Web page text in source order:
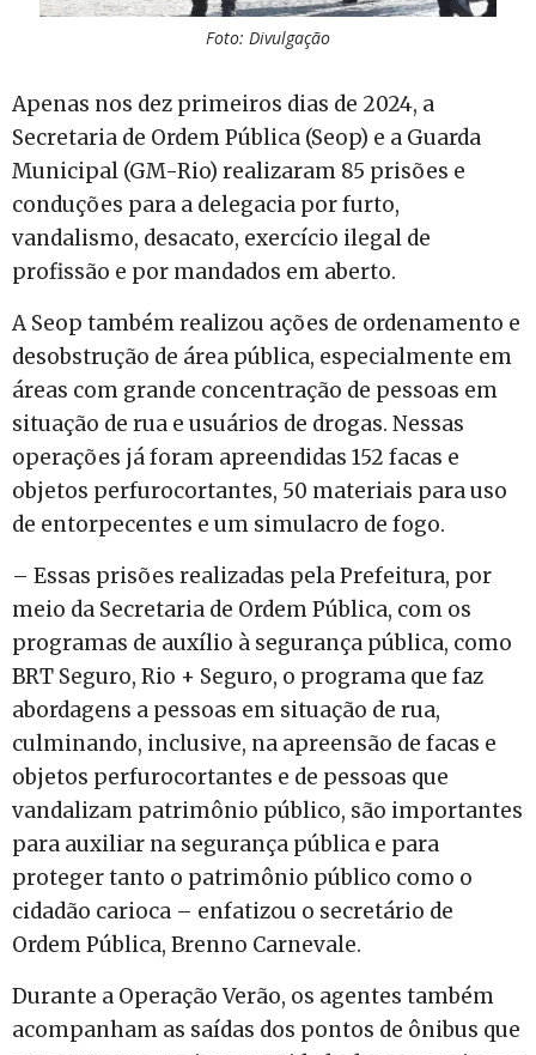
Foto: Divulgação
Apenas nos dez primeiros dias de 2024, a
Secretaria de Ordem Pública (Seop) e a Guarda
Municipal (GM-Rio) realizaram 85 prisões e
conduções para a delegacia por furto,
vandalismo, desacato, exercício ilegal de
profissão e por mandados em aberto.
A Seop também realizou ações de ordenamento e
desobstrução de área pública, especialmente em
áreas com grande concentração de pessoas em
situação de rua e usuários de drogas. Nessas
operações já foram apreendidas 152 facas e
objetos perfurocortantes, 50 materiais para uso
de entorpecentes e um simulacro de fogo.
– Essas prisões realizadas pela Prefeitura, por
meio da Secretaria de Ordem Pública, com os
programas de auxílio à segurança pública, como
BRT Seguro, Rio + Seguro, o programa que faz
abordagens a pessoas em situação de rua,
culminando, inclusive, na apreensão de facas e
objetos perfurocortantes e de pessoas que
vandalizam patrimônio público, são importantes
para auxiliar na segurança pública e para
proteger tanto o patrimônio público como o
cidadão carioca – enfatizou o secretário de
Ordem Pública, Brenno Carnevale.
Durante a Operação Verão, os agentes também
acompanham as saídas dos pontos de ônibus que